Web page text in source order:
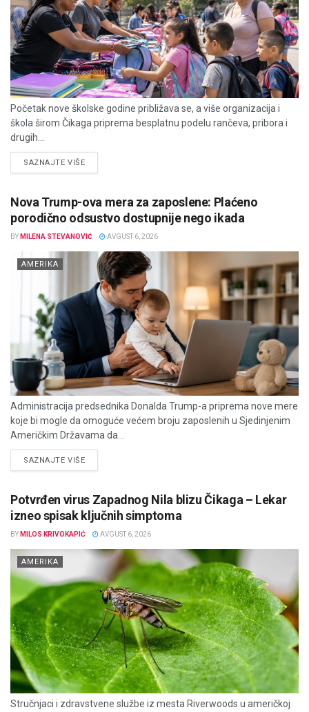
Početak nove školske godine približava se, a više organizacija i
škola širom Čikaga priprema besplatnu podelu rančeva, pribora i
drugih...
SAZNAJTE VIŠEDETAILS
Nova Trump-ova mera za zaposlene: Plaćeno
porodično odsustvo dostupnije nego ikada
BY MILENA STEVANOVIĆ AVGUST 6, 2026
AMERIKA
Administracija predsednika Donalda Trump-a priprema nove mere
koje bi mogle da omoguće većem broju zaposlenih u Sjedinjenim
Američkim Državama da...
SAZNAJTE VIŠEDETAILS
Potvrđen virus Zapadnog Nila blizu Čikaga – Lekar
izneo spisak ključnih simptoma
BY MILOS KRIVOKAPIĆ AVGUST 6, 2026
AMERIKA
Stručnjaci i zdravstvene službe iz mesta Riverwoods u američkoj